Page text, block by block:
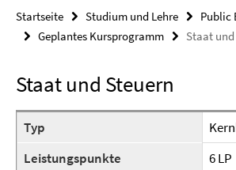
Startseite Studium und Lehre Public
Geplantes Kursprogramm
Staat
Staat und Steuern
Typ
Leistungspunkte
6 LP